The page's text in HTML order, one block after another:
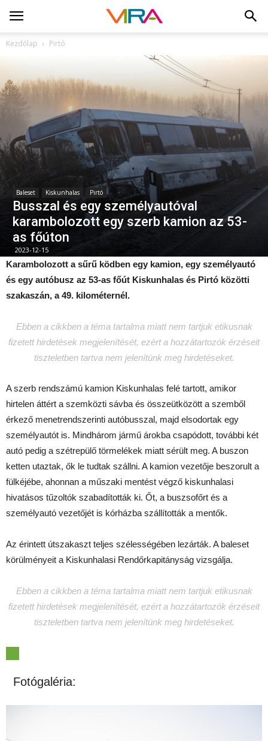
Kezdőlap Pirtó
Baleset Kiskunhalas Pirtó
Busszal és egy személyautóval
karambolozott egy szerb kamion az 53-
as főúton
2023-12-15
Karambolozott a sűrű ködben egy kamion, egy személyautó
és egy autóbusz az 53-as főút Kiskunhalas és Pirtó közötti
szakaszán, a 49. kilométernél.
Ebben a cikkben a téma tartalma miatt nem tartjuk etikusnak
fizetett hirdetések megjelenítését, ezért a hozzátartozók érzéseit
tiszteletben tartva nem jelenítünk meg hirdetéseket.
A szerb rendszámú kamion Kiskunhalas felé tartott, amikor
hirtelen áttért a szemközti sávba és összeütközött a szemből
érkező menetrendszerinti autóbusszal, majd elsodortak egy
személyautót is. Mindhárom jármű árokba csapódott, további két
autó pedig a szétrepülő törmelékek miatt sérült meg. A buszon
ketten utaztak, ők le tudtak szállni. A kamion vezetője beszorult a
fülkéjébe, ahonnan a műszaki mentést végző kiskunhalasi
hivatásos tűzoltók szabadították ki. Őt, a buszsofőrt és a
személyautó vezetőjét is kórházba szállították a mentők.
Az érintett útszakaszt teljes szélességében lezárták. A baleset
körülményeit a Kiskunhalasi Rendőrkapitányság vizsgálja.
Ebben a cikkben a téma tartalma miatt nem tartjuk etikusnak
fizetett hirdetések megjelenítését, ezért a hozzátartozók érzéseit
tiszteletben tartva nem jelenítünk meg hirdetéseket.
Fotógaléria: